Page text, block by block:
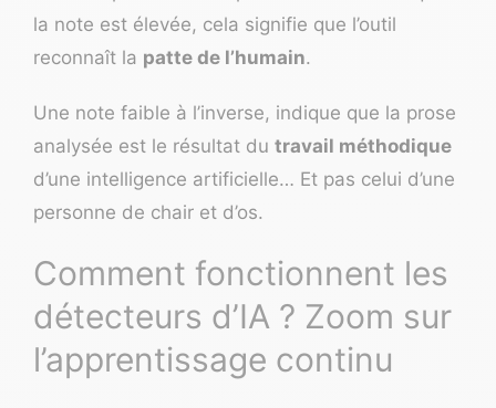
la note est élevée, cela signifie que l’outil
reconnaît la patte de l’humain.
Une note faible à l’inverse, indique que la prose
analysée est le résultat du travail méthodique
d’une intelligence artificielle… Et pas celui d’une
personne de chair et d’os.
Comment fonctionnent les
détecteurs d’IA ? Zoom sur
l’apprentissage continu